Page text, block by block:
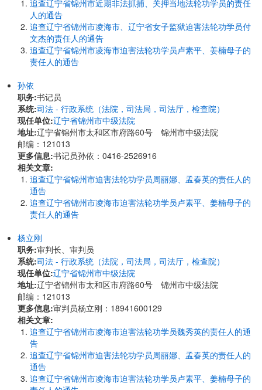
追查辽宁省锦州市近期非法抓捕、关押当地法轮功学员的责任
人的通告
追查辽宁省锦州市凌海市、辽宁省女子监狱迫害法轮功学员付
文杰的责任人的通告
追查辽宁省锦州市凌海市迫害法轮功学员卢素平、姜楠母子的
责任人的通告
孙依
职务:书记员
系统:司法 - 行政系统（法院，司法局，司法厅，检查院）
现任单位:辽宁省锦州市中级法院
地址:辽宁省锦州市太和区市府路60号 锦州市中级法院
邮编：121013
更多信息:书记员孙依：0416-2526916
相关文章:
追查辽宁省锦州市迫害法轮功学员周丽娜、孟春英的责任人的
通告
追查辽宁省锦州市凌海市迫害法轮功学员卢素平、姜楠母子的
责任人的通告
杨立刚
职务:审判长、审判员
系统:司法 - 行政系统（法院，司法局，司法厅，检查院）
现任单位:辽宁省锦州市中级法院
地址:辽宁省锦州市太和区市府路60号 锦州市中级法院
邮编：121013
更多信息:审判员杨立刚：18941600129
相关文章:
追查辽宁省锦州市凌海市迫害法轮功学员魏秀英的责任人的通
告
追查辽宁省锦州市迫害法轮功学员周丽娜、孟春英的责任人的
通告
追查辽宁省锦州市凌海市迫害法轮功学员卢素平、姜楠母子的